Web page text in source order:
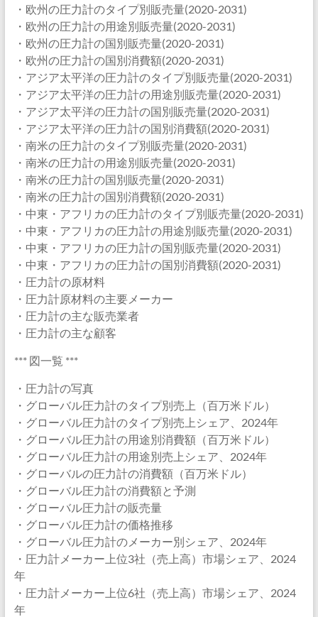
・欧州の圧力計のタイプ別販売量(2020-2031)
・欧州の圧力計の用途別販売量(2020-2031)
・欧州の圧力計の国別販売量(2020-2031)
・欧州の圧力計の国別消費額(2020-2031)
・アジア太平洋の圧力計のタイプ別販売量(2020-2031)
・アジア太平洋の圧力計の用途別販売量(2020-2031)
・アジア太平洋の圧力計の国別販売量(2020-2031)
・アジア太平洋の圧力計の国別消費額(2020-2031)
・南米の圧力計のタイプ別販売量(2020-2031)
・南米の圧力計の用途別販売量(2020-2031)
・南米の圧力計の国別販売量(2020-2031)
・南米の圧力計の国別消費額(2020-2031)
・中東・アフリカの圧力計のタイプ別販売量(2020-2031)
・中東・アフリカの圧力計の用途別販売量(2020-2031)
・中東・アフリカの圧力計の国別販売量(2020-2031)
・中東・アフリカの圧力計の国別消費額(2020-2031)
・圧力計の原材料
・圧力計原材料の主要メーカー
・圧力計の主な販売業者
・圧力計の主な顧客
*** 図一覧 ***
・圧力計の写真
・グローバル圧力計のタイプ別売上（百万米ドル）
・グローバル圧力計のタイプ別売上シェア、2024年
・グローバル圧力計の用途別消費額（百万米ドル）
・グローバル圧力計の用途別売上シェア、2024年
・グローバルの圧力計の消費額（百万米ドル）
・グローバル圧力計の消費額と予測
・グローバル圧力計の販売量
・グローバル圧力計の価格推移
・グローバル圧力計のメーカー別シェア、2024年
・圧力計メーカー上位3社（売上高）市場シェア、2024
年
・圧力計メーカー上位6社（売上高）市場シェア、2024
年